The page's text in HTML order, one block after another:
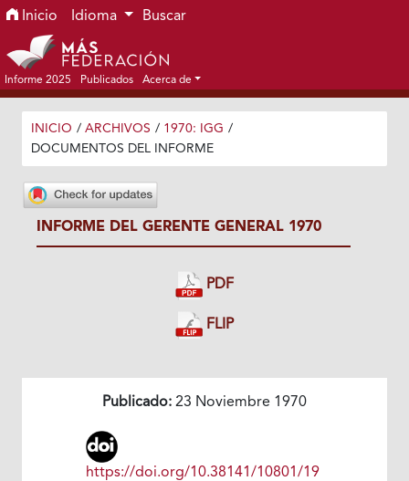
Ir al menú de navegación principal
Ir al contenido principal
Ir al pie de página del sitio
Inicio Idioma Buscar
Informe 2025 Publicados Acerca de
INICIO / ARCHIVOS / 1970: IGG /
DOCUMENTOS DEL INFORME
INFORME DEL GERENTE GENERAL 1970
PDF
FLIP
Publicado: 23 Noviembre 1970
https://doi.org/10.38141/10801/19